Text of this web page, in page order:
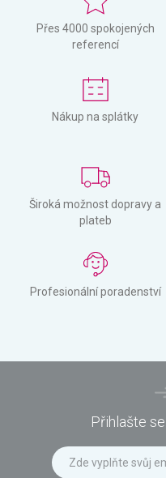
Přes 4000 spokojených
referencí
Nákup na splátky
Široká možnost dopravy a
plateb
Profesionální poradenství
Přihlašte